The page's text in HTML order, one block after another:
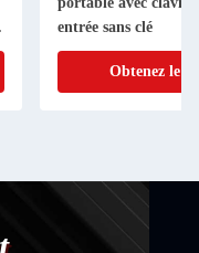
entrée sans clé
Obtenez le